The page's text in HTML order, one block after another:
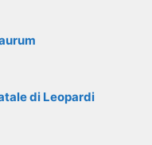
di Leopardi